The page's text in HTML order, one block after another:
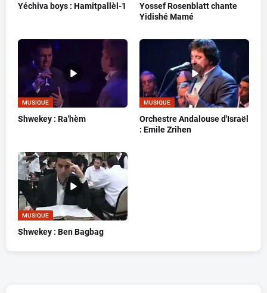
Yéchiva boys : Hamitpallèl-1
Yossef Rosenblatt chante
Yidishé Mamé
MUSIQUE
Shwekey : Ra'hèm
MUSIQUE
Orchestre Andalouse d'Israël
: Emile Zrihen
MUSIQUE
Shwekey : Ben Bagbag